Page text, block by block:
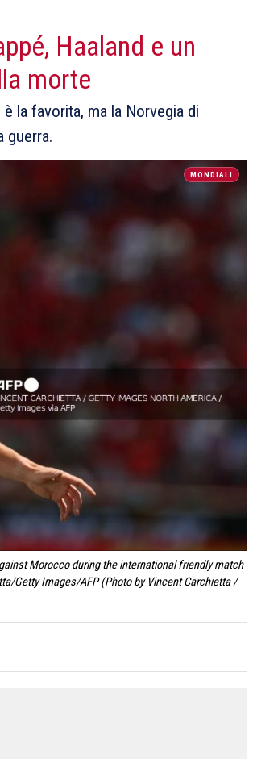
Haaland e un
morte
la favorita, ma la Norvegia di
guerra.
MONDIALI
Morocco during the international friendly match
Getty Images/AFP (Photo by Vincent Carchietta /